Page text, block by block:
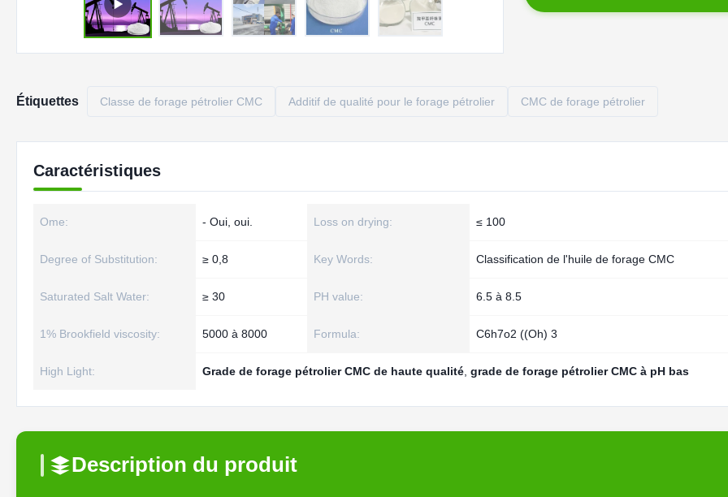
Étiquettes Classe de forage pétrolier CMC Additif de qualité pour le forage pétrolier CMC de forage pétrolier
Caractéristiques
Ome: - Oui, oui. Loss on drying: ≤ 100
Degree of Substitution: ≥ 0,8 Key Words: Classification de l'huile de forage CMC
Saturated Salt Water: ≥ 30 PH value: 6.5 à 8.5
1% Brookfield viscosity: 5000 à 8000 Formula: C6h7o2 ((Oh) 3
High Light: Grade de forage pétrolier CMC de haute qualité grade de forage pétrolier CMC à pH bas
Description du produit